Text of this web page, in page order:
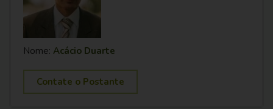
Nome: Acácio Duarte
Contate o Postante